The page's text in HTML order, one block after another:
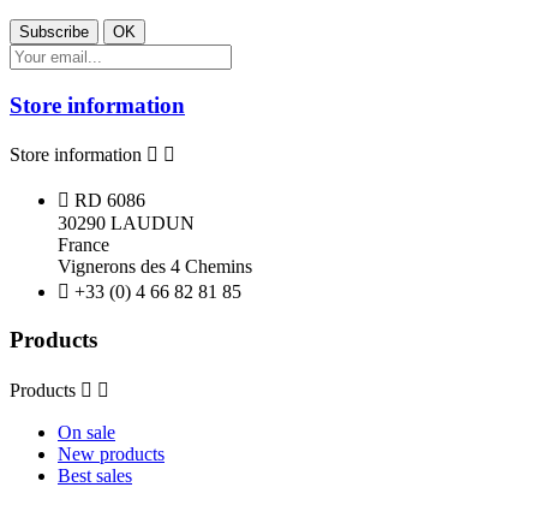
Store information
Store information  
 RD 6086
30290 LAUDUN
France
Vignerons des 4 Chemins
 +33 (0) 4 66 82 81 85
Products
Products  
On sale
New products
Best sales